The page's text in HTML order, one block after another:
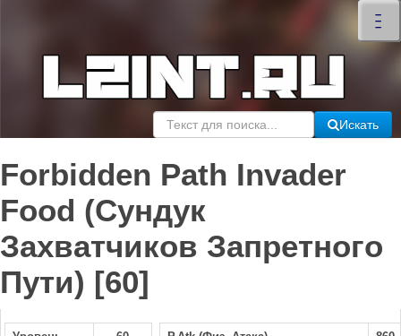
–
–
–
×
Искать
Forbidden Path Invader
Food (Сундук
Захватчиков Запретного
Пути) [60]